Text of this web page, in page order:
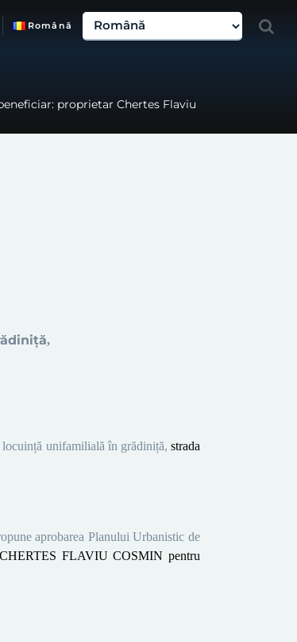
Română
proprietar Chertes Flaviu
,
locuință unifamilială în grădiniță, strada
aprobarea Planului Urbanistic de
CHERTES FLAVIU COSMIN pentru